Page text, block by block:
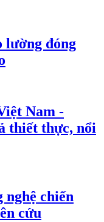
lường đóng
Nam -
thiết thực, nổi
nghệ chiến
cứu